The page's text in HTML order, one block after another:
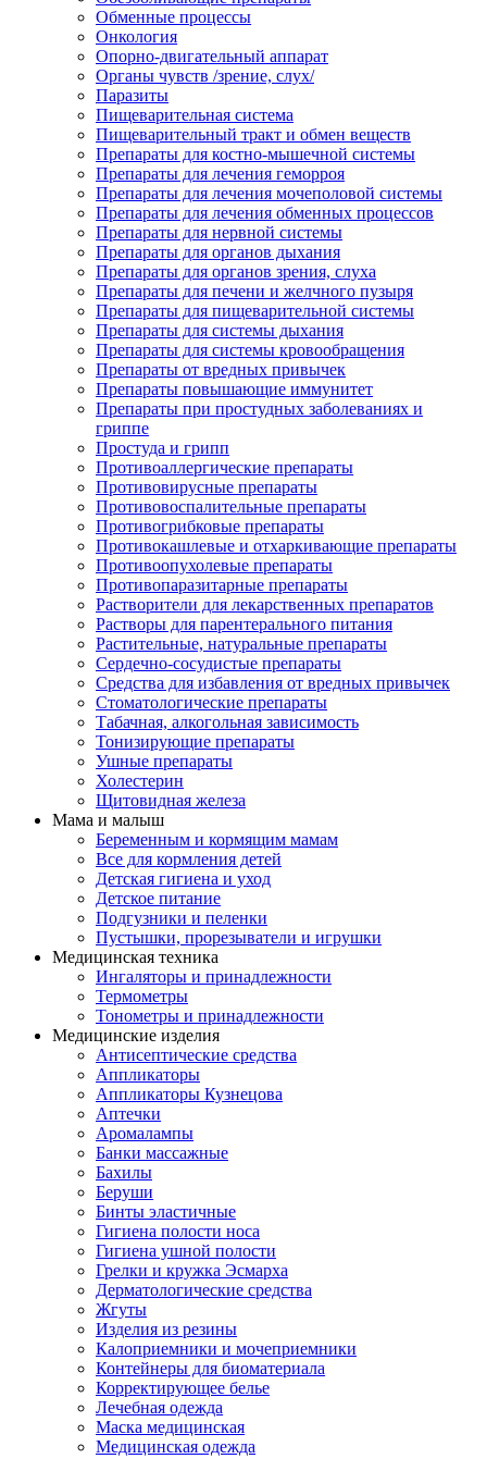
Обменные процессы
Онкология
Опорно-двигательный аппарат
Органы чувств /зрение, слух/
Паразиты
Пищеварительная система
Пищеварительный тракт и обмен веществ
Препараты для костно-мышечной системы
Препараты для лечения геморроя
Препараты для лечения мочеполовой системы
Препараты для лечения обменных процессов
Препараты для нервной системы
Препараты для органов дыхания
Препараты для органов зрения, слуха
Препараты для печени и желчного пузыря
Препараты для пищеварительной системы
Препараты для системы дыхания
Препараты для системы кровообращения
Препараты от вредных привычек
Препараты повышающие иммунитет
Препараты при простудных заболеваниях и
гриппе
Простуда и грипп
Противоаллергические препараты
Противовирусные препараты
Противовоспалительные препараты
Противогрибковые препараты
Противокашлевые и отхаркивающие препараты
Противоопухолевые препараты
Противопаразитарные препараты
Растворители для лекарственных препаратов
Растворы для парентерального питания
Растительные, натуральные препараты
Сердечно-сосудистые препараты
Средства для избавления от вредных привычек
Стоматологические препараты
Табачная, алкогольная зависимость
Тонизирующие препараты
Ушные препараты
Холестерин
Щитовидная железа
Мама и малыш
Беременным и кормящим мамам
Все для кормления детей
Детская гигиена и уход
Детское питание
Подгузники и пеленки
Пустышки, прорезыватели и игрушки
Медицинская техника
Ингаляторы и принадлежности
Термометры
Тонометры и принадлежности
Медицинские изделия
Антисептические средства
Аппликаторы
Аппликаторы Кузнецова
Аптечки
Аромалампы
Банки массажные
Бахилы
Беруши
Бинты эластичные
Гигиена полости носа
Гигиена ушной полости
Грелки и кружка Эсмарха
Дерматологические средства
Жгуты
Изделия из резины
Калоприемники и мочеприемники
Контейнеры для биоматериала
Корректирующее белье
Лечебная одежда
Маска медицинская
Медицинская одежда